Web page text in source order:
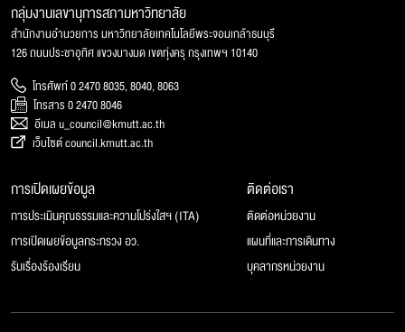
กลุ่มงานเลขานุการสภามหาวิทยาลัย
สำนักงานอำนวยการ มหาวิทยาลัยเทคโนโลยีพระจอมเกล้าธนบุรี
126 ถนนประชาอุทิศ แขวงบางมด เขตทุ่งครุ กรุงเทพฯ 10140
โทรศัพท์ 0 2470 8035, 8040, 8063
โทรสาร 0 2470 8046
อีเมล u_council@kmutt.ac.th
เว็บไซต์ council.kmutt.ac.th
การเปิดเผยข้อมูล
การประเมินคุณธรรมและความโปร่งใสฯ (ITA)
การเปิดเผยข้อมูลกระทรวง อว.
รับเรื่องร้องเรียน
ติดต่อเรา
ติดต่อหน่วยงาน
แผนที่และการเดินทาง
บุคลากรหน่วยงาน